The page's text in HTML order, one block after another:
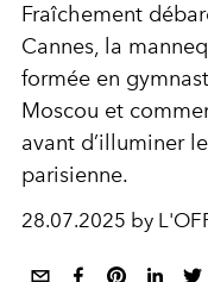
Fraîchement
Cannes, la
formée en
Moscou et
avant d’illuminer
parisienne.
28.07.2025 by